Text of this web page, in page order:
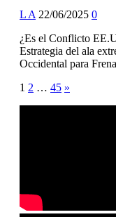
L A 22/06/2025 0
¿Es el Conflicto
Estrategia del ala
Occidental para
Posts
pagination
1 2 … 45 »